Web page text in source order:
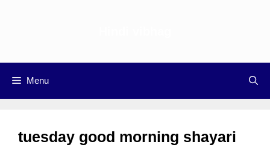
Menu
tuesday good morning shayari